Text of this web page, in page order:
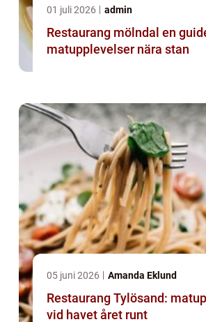
01 juli 2026 admin
Restaurang mölndal en guide till
matupplevelser nära stan
05 juni 2026 Amanda Eklund
Restaurang Tylösand:
vid havet året runt